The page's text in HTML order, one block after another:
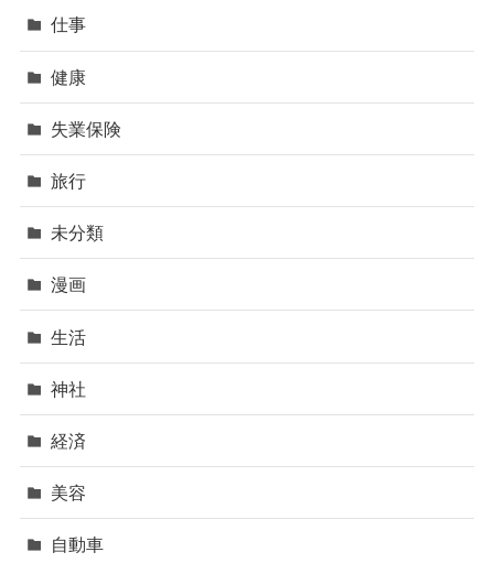
仕事
健康
失業保険
旅行
未分類
漫画
生活
神社
経済
美容
自動車